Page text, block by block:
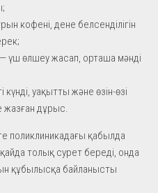
кофені, дене белсенділігін
— үш өлшеу жасап, орташа мәнді
уақытты және өзін-өзі
жазған дұрыс.
поликлиникадағы қабылда
толық сурет береді, онда
құбылысқа байланысты